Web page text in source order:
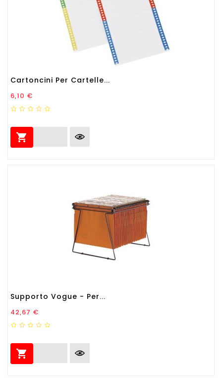
Cartoncini Per Cartelle...
Prezzo
6,10 €

Supporto Vogue - Per...
Prezzo
42,67 €
